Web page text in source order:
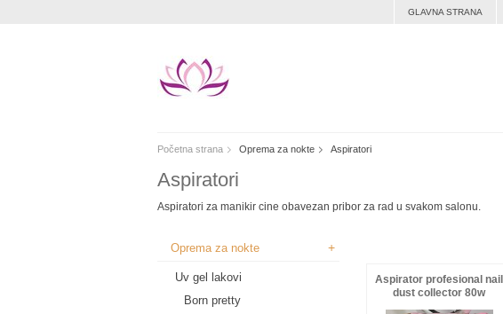
GLAVNA STRANA
Početna strana Oprema za nokte Aspiratori
Aspiratori
Aspiratori za manikir cine obavezan pribor za rad u svakom salonu.
Oprema za nokte +
Uv gel lakovi
Born pretty
Aspirator profesional nail
dust collector 80w